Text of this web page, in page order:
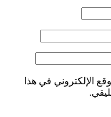
الإلكتروني في هذا